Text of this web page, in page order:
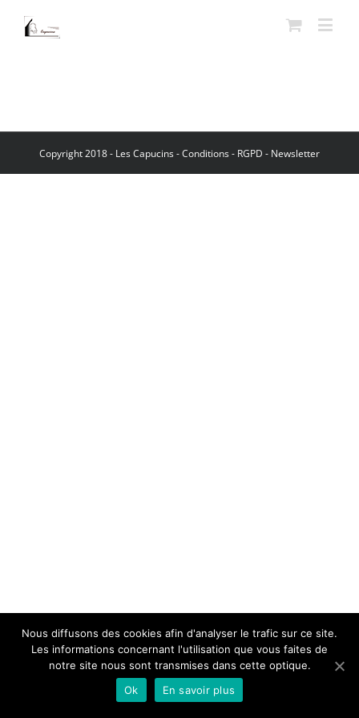
Copyright 2018 - Les Capucins -Conditions- RGPD - Newsletter
Nous diffusons des cookies afin d'analyser le trafic sur ce site.
Les informations concernant l'utilisation que vous faites de
notre site nous sont transmises dans cette optique.
Ok
En savoir plus